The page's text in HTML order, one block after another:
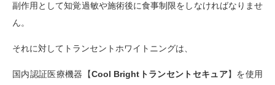
副作用として知覚過敏や施術後に食事制限をしなければなりませ
ん。
それに対してトランセントホワイトニングは、
国内認証医療機器【Cool Brightトランセントセキュア】を使用